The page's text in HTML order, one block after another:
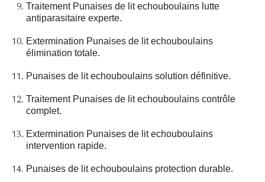
Traitement Punaises de lit echouboulains lutte
antiparasitaire experte.
Extermination Punaises de lit echouboulains
élimination totale.
Punaises de lit echouboulains solution définitive.
Traitement Punaises de lit echouboulains contrôle
complet.
Extermination Punaises de lit echouboulains
intervention rapide.
Punaises de lit echouboulains protection durable.